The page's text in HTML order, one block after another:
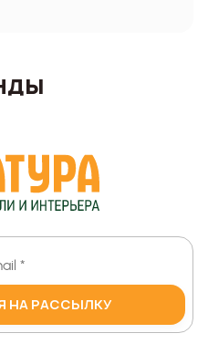
НА РАССЫЛКУ